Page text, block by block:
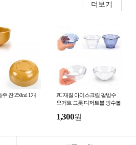
더보기
주 잔 250ml 1개
PC 재질 아이스크림 팥빙수
요거트 그릇 디저트볼 빙수볼
명 코발트
1,300원